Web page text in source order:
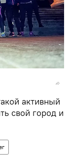
активный
свой город и